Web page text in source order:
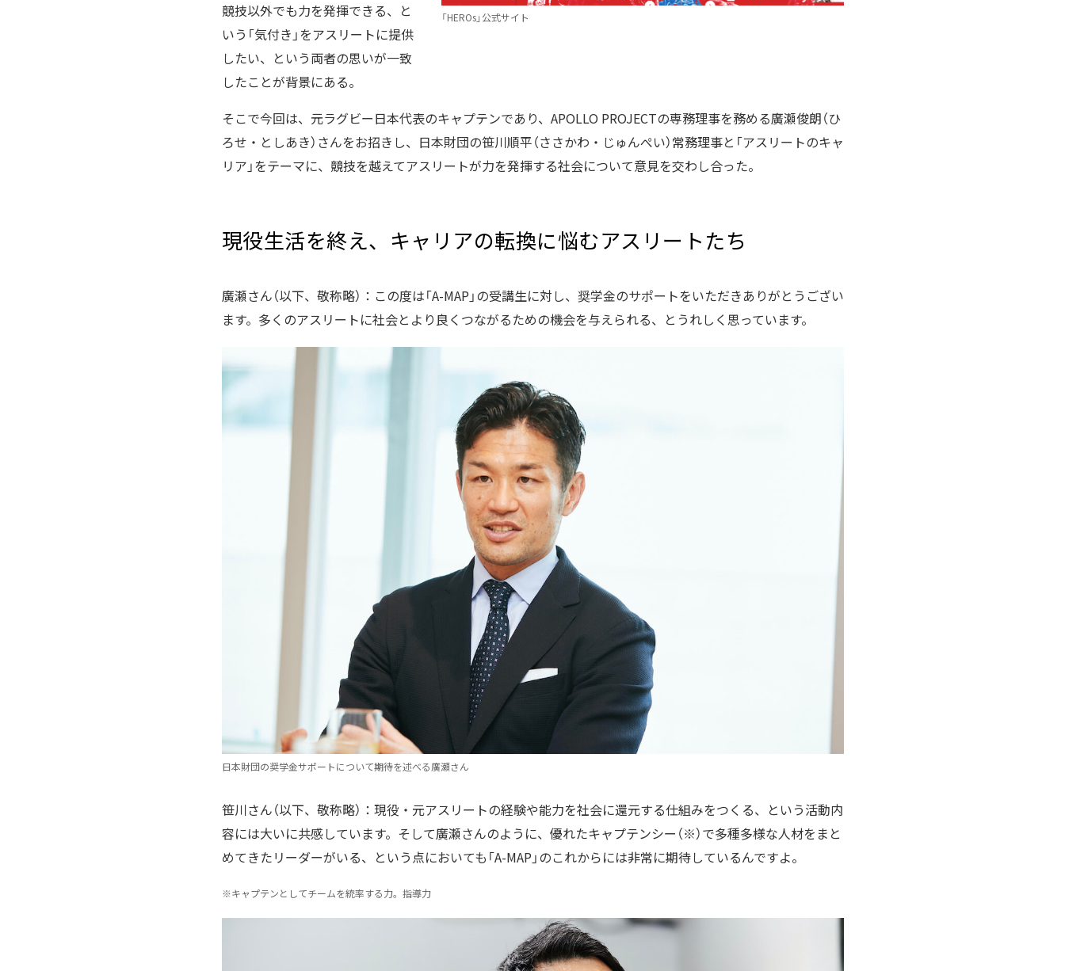
競技以外でも力を発揮できる、と
いう「気付き」をアスリートに提供
したい、という両者の思いが一致
したことが背景にある。
「HEROs」公式サイト
そこで今回は、元ラグビー日本代表のキャプテンであり、APOLLO PROJECTの専務理事を務める廣瀬俊朗（ひ
ろせ・としあき）さんをお招きし、日本財団の笹川順平（ささかわ・じゅんぺい）常務理事と「アスリートのキャ
リア」をテーマに、競技を越えてアスリートが力を発揮する社会について意見を交わし合った。
現役生活を終え、キャリアの転換に悩むアスリートたち
廣瀬さん（以下、敬称略）：この度は「A-MAP」の受講生に対し、奨学金のサポートをいただきありがとうござい
ます。多くのアスリートに社会とより良くつながるための機会を与えられる、とうれしく思っています。
日本財団の奨学金サポートについて期待を述べる廣瀬さん
笹川さん（以下、敬称略）：現役・元アスリートの経験や能力を社会に還元する仕組みをつくる、という活動内
容には大いに共感しています。そして廣瀬さんのように、優れたキャプテンシー（※）で多種多様な人材をまと
めてきたリーダーがいる、という点においても「A-MAP」のこれからには非常に期待しているんですよ。
※キャプテンとしてチームを統率する力。指導力